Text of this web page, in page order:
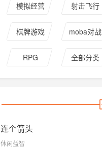
模拟经营 射击飞行
棋牌游戏 moba对战
RPG 全部分类
连个箭头
休闲益智